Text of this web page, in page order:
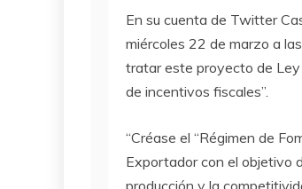
En su cuenta de Twitter
miércoles 22 de marzo a
tratar este proyecto de
de incentivos fiscales”.
“Créase el “Régimen de
Exportador con el objetivo
producción y la